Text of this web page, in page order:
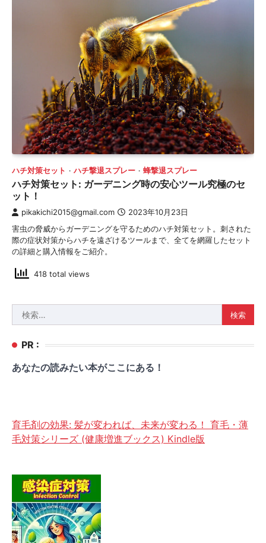
ハチ対策セット ハチ撃退スプレー 蜂撃退スプレー
ハチ対策セット: ガーデニング時の安心ツール究極のセ
ット！
pikakichi2015@gmail.com 2023年10月23日
害虫の脅威からガーデニングを守るためのハチ対策セット。刺された
際の症状対策からハチを遠ざけるツールまで、全てを網羅したセット
の詳細と購入情報をご紹介。
418 total views
索:
PR :
あなたの読みたい本がここにある！
育毛剤の効果: 髪が変われば、未来が変わる！ 育毛・薄
毛対策シリーズ (健康増進ブックス) Kindle版